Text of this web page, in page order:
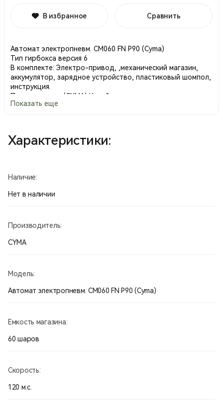
В избранное Сравнить
Автомат электропневм. СМ060 FN P90 (Cyma)
Тип гирбокса версия 6
В комплекте: Электро-привод, ,механический магазин,
аккумулятор, зарядное устройство, пластиковый шомпол,
инструкция.
Производство (CYMA) Китай.
Показать еще
Характеристики:
Наличие:
Нет в наличии
Производитель:
CYMA
Модель:
Автомат электропневм. СМ060 FN P90 (Cyma)
Емкость магазина:
60 шаров
Скорость:
120 м.с.